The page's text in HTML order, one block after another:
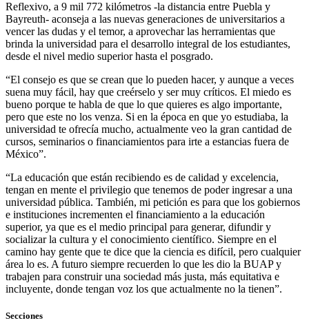
Reflexivo, a 9 mil 772 kilómetros -la distancia entre Puebla y
Bayreuth- aconseja a las nuevas generaciones de universitarios a
vencer las dudas y el temor, a aprovechar las herramientas que
brinda la universidad para el desarrollo integral de los estudiantes,
desde el nivel medio superior hasta el posgrado.
“El consejo es que se crean que lo pueden hacer, y aunque a veces
suena muy fácil, hay que creérselo y ser muy críticos. El miedo es
bueno porque te habla de que lo que quieres es algo importante,
pero que este no los venza. Si en la época en que yo estudiaba, la
universidad te ofrecía mucho, actualmente veo la gran cantidad de
cursos, seminarios o financiamientos para irte a estancias fuera de
México”.
“La educación que están recibiendo es de calidad y excelencia,
tengan en mente el privilegio que tenemos de poder ingresar a una
universidad pública. También, mi petición es para que los gobiernos
e instituciones incrementen el financiamiento a la educación
superior, ya que es el medio principal para generar, difundir y
socializar la cultura y el conocimiento científico. Siempre en el
camino hay gente que te dice que la ciencia es difícil, pero cualquier
área lo es. A futuro siempre recuerden lo que les dio la BUAP y
trabajen para construir una sociedad más justa, más equitativa e
incluyente, donde tengan voz los que actualmente no la tienen”.
Secciones